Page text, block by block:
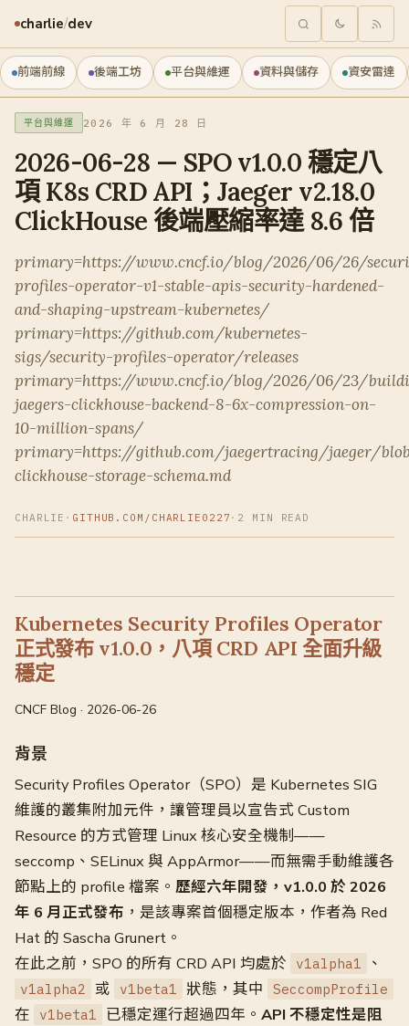
charlie/dev
前端前線 後端工坊 平台與維運 資料與儲存 資安雷達
平台與維運 2026 年 6 月 28 日
2026-06-28 — SPO v1.0.0 穩定八
項 K8s CRD API；Jaeger v2.18.0
ClickHouse 後端壓縮率達 8.6 倍
primary=https://www.cncf.io/blog/2026/06/26/
profiles-operator-v1-stable-apis-security-hardened-
and-shaping-upstream-kubernetes/
primary=https://github.com/kubernetes-
sigs/security-profiles-operator/releases
primary=https://www.cncf.io/blog/2026/06/23/
jaegers-clickhouse-backend-8-6x-compression-on-
10-million-spans/
primary=https://github.com/jaegertracing/jaeger/
clickhouse-storage-schema.md
CHARLIE · GITHUB.COM/CHARLIE0227 · 2 MIN READ
Kubernetes Security Profiles Operator
正式發布 v1.0.0，八項 CRD API 全面升級
穩定
CNCF Blog · 2026-06-26
背景
Security Profiles Operator（SPO）是 Kubernetes SIG
維護的叢集附加元件，讓管理員以宣告式 Custom
Resource 的方式管理 Linux 核心安全機制——
seccomp、SELinux 與 AppArmor——而無需手動維護各
節點上的 profile 檔案。 歷經六年開發，v1.0.0 於 2026
年 6 月正式發布 ，是該專案首個穩定版本，作者為 Red
Hat 的 Sascha Grunert。
在此之前，SPO 的所有 CRD API 均處於
v1alpha1 、
v1alpha2 或 v1beta1 狀態，其中 SeccompProfile
在 v1beta1 已穩定運行超過四年。 API 不穩定性是阻